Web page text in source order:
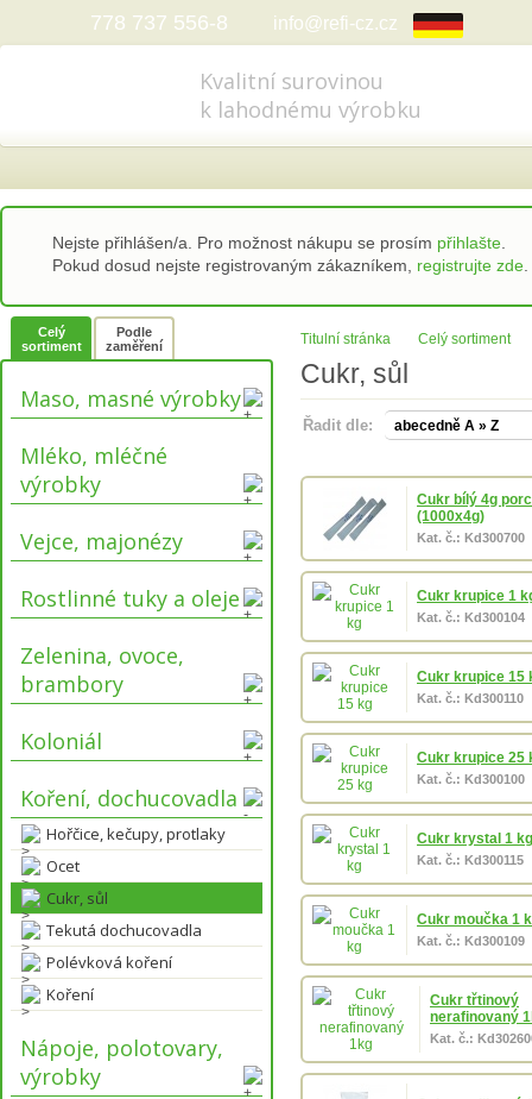
Kvalitní surovinou
k lahodnému výrobku
Nejste přihlášen/a. Pro možnost nákupu se prosím přihlašte
Pokud dosud nejste registrovaným zákazníkem, registrujte zde
Titulní stránka Celý sortiment
Cukr, sůl
Řadit dle:
Cukr bílý 4g
(1000x4g)
Kat. č.: Kd300700
Cukr krupice 1
Kat. č.: Kd300104
Cukr krupice 15
Kat. č.: Kd300110
Cukr krupice 25
Kat. č.: Kd300100
Cukr krystal 1 kg
Kat. č.: Kd300115
Cukr moučka 1
Kat. č.: Kd300109
Cukr třtinový
nerafinovaný
Kat. č.:
Celý
sortiment
Podle
zaměření
Maso, masné výrobky
Mléko, mléčné
výrobky
Vejce, majonézy
Rostlinné tuky a oleje
Zelenina, ovoce,
brambory
Koloniál
Koření, dochucovadla
Hořčice, kečupy, protlaky
Ocet
Cukr, sůl
Tekutá dochucovadla
Polévková koření
Koření
Nápoje, polotovary,
výrobky
778 737 556-8 info@refi-cz.cz